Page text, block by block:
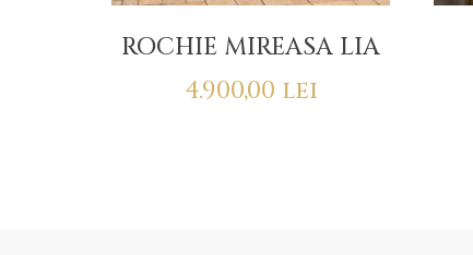
ROCHIE MIREASA LIA
4.900,00 lei